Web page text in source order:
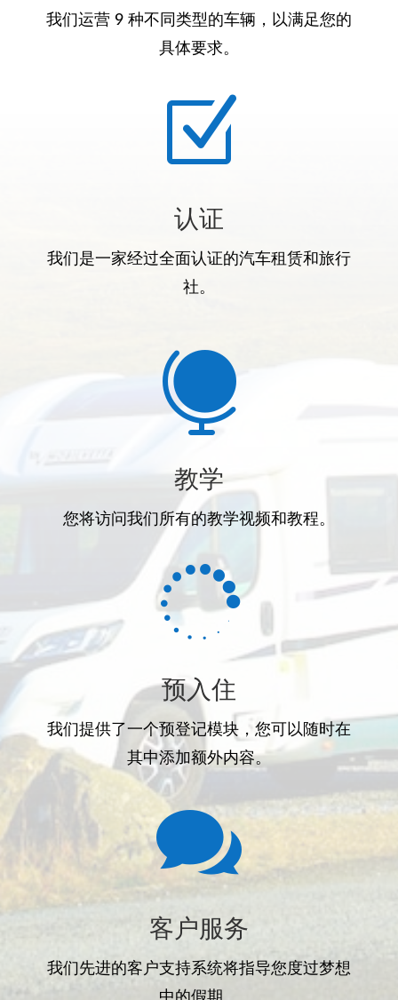
我们运营 9 种不同类型的车辆，以满足您的
具体要求。
Z
认证
我们是一家经过全面认证的汽车租赁和旅行
社。

教学
您将访问我们所有的教学视频和教程。

预入住
我们提供了一个预登记模块，您可以随时在
其中添加额外内容。

客户服务
我们先进的客户支持系统将指导您度过梦想